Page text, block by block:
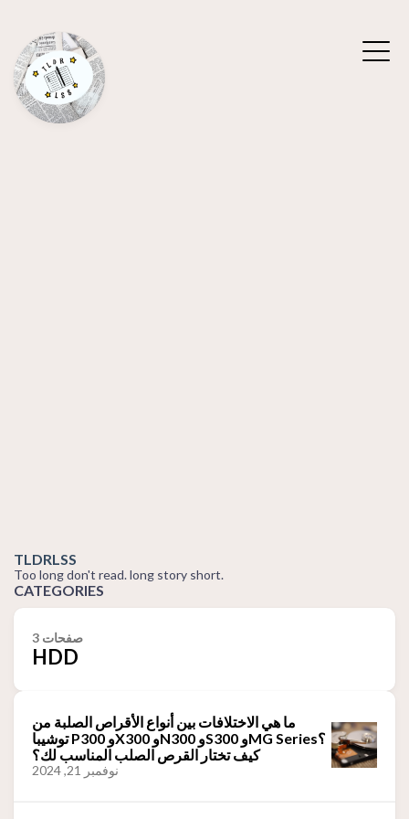
TLDRLSS
Too long don't read. long story short.
CATEGORIES
3 صفحات
HDD
ما هي الاختلافات بين أنواع الأقراص الصلبة من
توشيبا P300 وX300 وN300 وS300 وMG Series؟
كيف تختار القرص الصلب المناسب لك؟
نوفمبر 21, 2024